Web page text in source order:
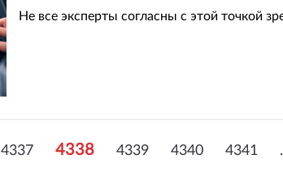
Не все эксперты согласны с этой точкой
4337 4338 4339 4340 4341